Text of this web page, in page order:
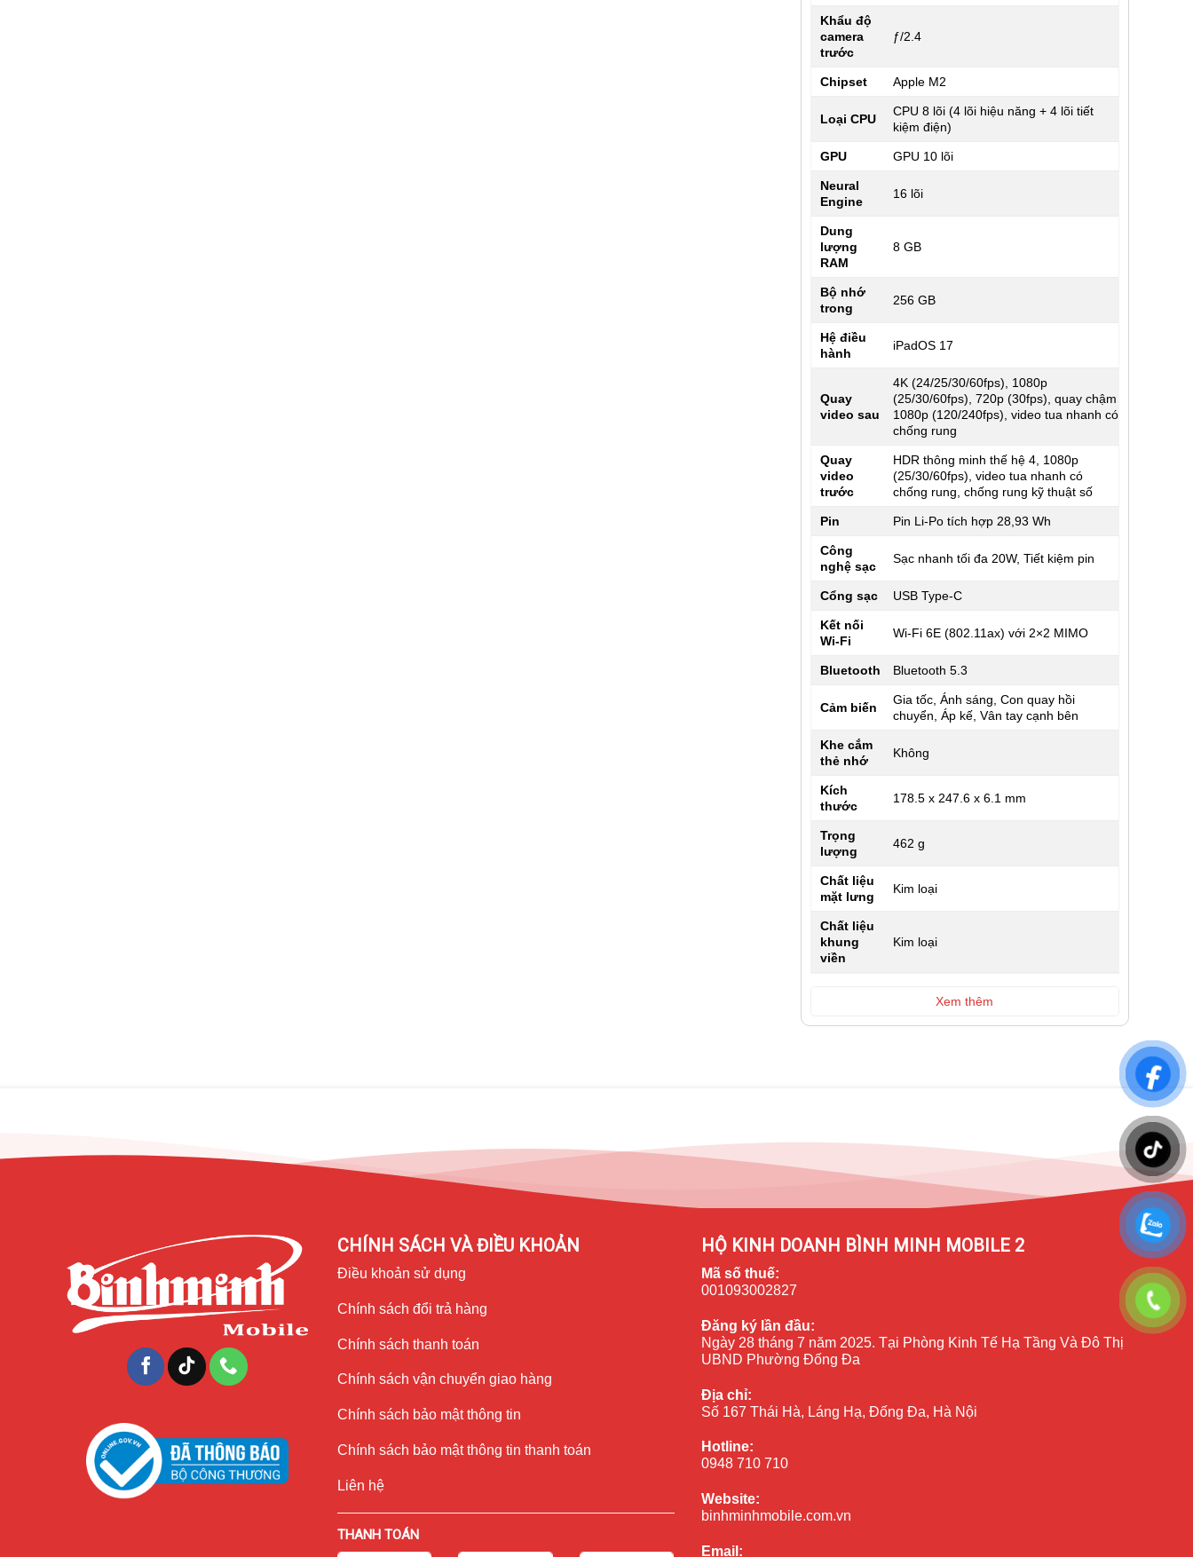
Mọi thao tác vuốt chạm đều trở nên mượt mà hơn nhờ tần số quét cao. Từ xem phim, lướt mạng xã hội cho tới chơi game,
iPhone 17 Air 256GB | Đẹp 99%giúp bạn tận hưởng gần như đầy đủ trải nghiệm hình ảnh của một
Khẩu độ
camera
trước
ƒ/2.4
Chipset Apple M2
Loại CPU
CPU 8 lõi (4 lõi hiệu năng + 4 lõi tiết
kiệm điện)
GPU GPU 10 lõi
Neural
Engine
16 lõi
Dung
lượng
RAM
8 GB
Bộ nhớ
trong
256 GB
Hệ điều
hành
iPadOS 17
Quay
video sau
4K (24/25/30/60fps), 1080p
(25/30/60fps), 720p (30fps), quay chậm
1080p (120/240fps), video tua nhanh có
chống rung
Quay
video
trước
HDR thông minh thế hệ 4, 1080p
(25/30/60fps), video tua nhanh có
chống rung, chống rung kỹ thuật số
Pin Pin Li-Po tích hợp 28,93 Wh
Công
nghệ sạc
Sạc nhanh tối đa 20W, Tiết kiệm pin
Cổng sạc USB Type-C
Kết nối
Wi-Fi
Wi-Fi 6E (802.11ax) với 2×2 MIMO
Bluetooth Bluetooth 5.3
Cảm biến
Gia tốc, Ánh sáng, Con quay hồi
chuyển, Áp kế, Vân tay cạnh bên
Khe cắm
thẻ nhớ
Không
Kích
thước
178.5 x 247.6 x 6.1 mm
Trọng
lượng
462 g
Chất liệu
mặt lưng
Kim loại
Chất liệu
khung
viền
Kim loại
Xem thêm
CHÍNH SÁCH VÀ ĐIỀU KHOẢN
Điều khoản sử dụng
Chính sách đổi trả hàng
Chính sách thanh toán
Chính sách vận chuyển giao hàng
Chính sách bảo mật thông tin
Chính sách bảo mật thông tin thanh toán
Liên hệ
THANH TOÁN
HỘ KINH DOANH BÌNH MINH MOBILE 2
Mã số thuế:
001093002827
Đăng ký lần đầu:
Ngày 28 tháng 7 năm 2025. Tại Phòng Kinh Tế Hạ Tầng Và Đô Thị
UBND Phường Đống Đa
Địa chỉ:
Số 167 Thái Hà, Láng Hạ, Đống Đa, Hà Nội
Hotline:
0948 710 710
Website:
binhminhmobile.com.vn
Email: